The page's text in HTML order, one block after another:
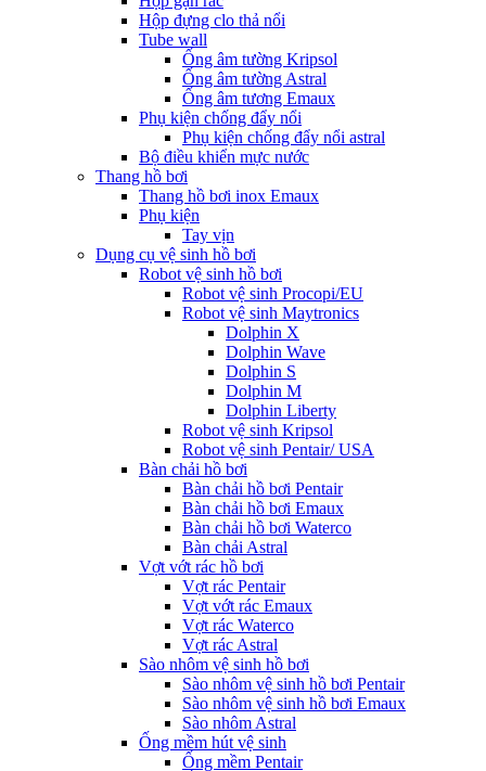
Hộp đựng clo thả nổi
Tube wall
Ống âm tường Kripsol
Ống âm tường Astral
Ống âm tương Emaux
Phụ kiện chống đẩy nổi
Phụ kiện chống đẩy nổi astral
Bộ điều khiển mực nước
Thang hồ bơi
Thang hồ bơi inox Emaux
Phụ kiện
Tay vịn
Dụng cụ vệ sinh hồ bơi
Robot vệ sinh hồ bơi
Robot vệ sinh Procopi/EU
Robot vệ sinh Maytronics
Dolphin X
Dolphin Wave
Dolphin S
Dolphin M
Dolphin Liberty
Robot vệ sinh Kripsol
Robot vệ sinh Pentair/ USA
Bàn chải hồ bơi
Bàn chải hồ bơi Pentair
Bàn chải hồ bơi Emaux
Bàn chải hồ bơi Waterco
Bàn chải Astral
Vợt vớt rác hồ bơi
Vợt rác Pentair
Vợt vớt rác Emaux
Vợt rác Waterco
Vợt rác Astral
Sào nhôm vệ sinh hồ bơi
Sào nhôm vệ sinh hồ bơi Pentair
Sào nhôm vệ sinh hồ bơi Emaux
Sào nhôm Astral
Ống mềm hút vệ sinh
Ống mềm Pentair